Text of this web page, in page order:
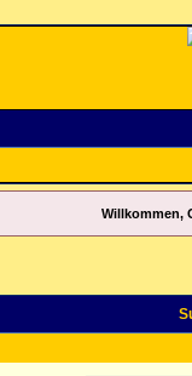
Willkommen,